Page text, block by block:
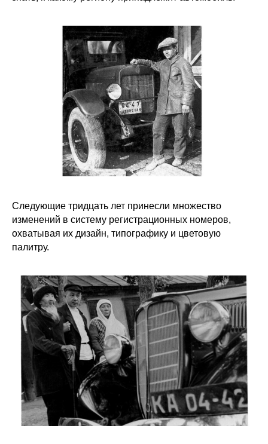
Следующие тридцать лет принесли множество
изменений в систему регистрационных номеров,
охватывая их дизайн, типографику и цветовую
палитру.